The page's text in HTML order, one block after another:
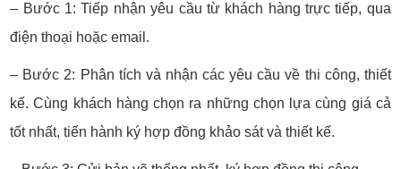
– Bước 1: Tiếp nhận yêu cầu từ khách hàng trực tiếp, qua
điện thoại hoặc email.
– Bước 2: Phân tích và nhận các yêu cầu về thi công, thiết
kế. Cùng khách hàng chọn ra những chọn lựa cùng giá cả
tốt nhất, tiến hành ký hợp đồng khảo sát và thiết kế.